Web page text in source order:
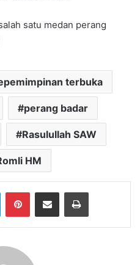
satu medan perang
]
terbuka
perang badar
Rasulullah SAW
HM
LinkedInPinterestShare via Email Print